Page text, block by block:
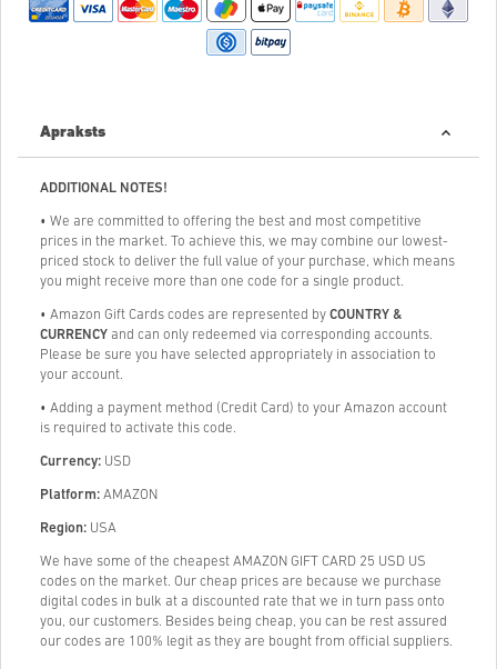
Apraksts
ADDITIONAL NOTES!
• We are committed to offering the best and most competitive
prices in the market. To achieve this, we may combine our lowest-
priced stock to deliver the full value of your purchase, which means
you might receive more than one code for a single product.
• Amazon Gift Cards codes are represented by COUNTRY &
CURRENCY and can only redeemed via corresponding accounts.
Please be sure you have selected appropriately in association to
your account.
• Adding a payment method (Credit Card) to your Amazon account
is required to activate this code.
Currency: USD
Platform: AMAZON
Region: USA
We have some of the cheapest AMAZON GIFT CARD 25 USD US
codes on the market. Our cheap prices are because we purchase
digital codes in bulk at a discounted rate that we in turn pass onto
you, our customers. Besides being cheap, you can be rest assured
our codes are 100% legit as they are bought from official suppliers.